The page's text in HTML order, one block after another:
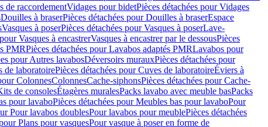
de raccordementVidages pour bidetPièces détachées pour Vidages
Douilles à braserPièces détachées pour Douilles à braserEspace
Vasques à poserPièces détachées pour Vasques à poserLave-
Vasques à encastrerVasques à encastrer par le dessousPièces
PMRPièces détachées pour Lavabos adaptés PMRLavabos pour
pour Autres lavabosDéversoirs murauxPièces détachées pour
de laboratoirePièces détachées pour Cuves de laboratoireÉviers à
ColonnesColonnesCache-siphonsPièces détachées pour Cache-
de consolesÉtagères muralesPacks lavabo avec meuble basPacks
pour lavaboPièces détachées pour Meubles bas pour lavaboPour
Pour lavabos doublesPour lavabos pour meublePièces détachées
Plans pour vasquesPour vasque à poser en forme de